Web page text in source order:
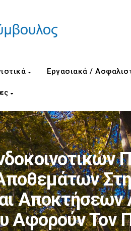
Εργασιακά /
Αποκτήσεων
Αφορούν Τον